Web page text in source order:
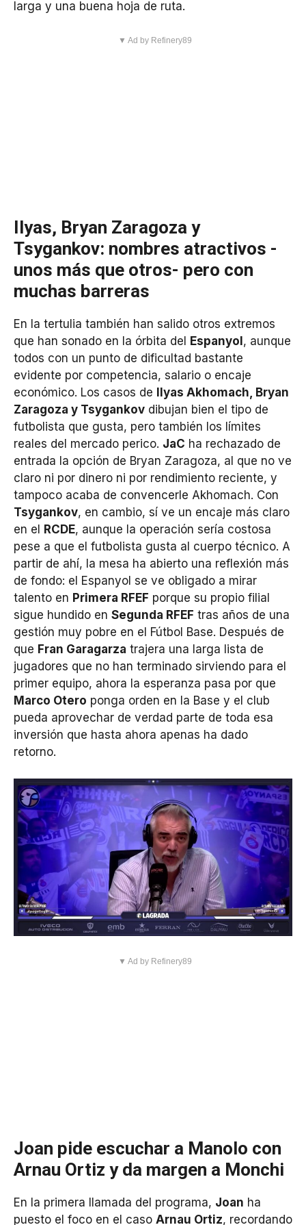
larga y una buena hoja de ruta.
▼ Ad by Refinery89
Ilyas, Bryan Zaragoza y
Tsygankov: nombres atractivos -
unos más que otros- pero con
muchas barreras
En la tertulia también han salido otros extremos
que han sonado en la órbita del
Espanyol , aunque
todos con un punto de dificultad bastante
evidente por competencia, salario o encaje
económico. Los casos de
Ilyas Akhomach, Bryan
Zaragoza y Tsygankov dibujan bien el tipo de
futbolista que gusta, pero también los límites
reales del mercado perico. JaC ha rechazado de
entrada la opción de Bryan Zaragoza, al que no ve
claro ni por dinero ni por rendimiento reciente, y
tampoco acaba de convencerle Akhomach. Con
Tsygankov, en cambio, sí ve un encaje más claro
en el
RCDE, aunque la operación sería costosa
pese a que el futbolista gusta al cuerpo técnico. A
partir de ahí, la mesa ha abierto una reflexión más
de fondo: el Espanyol se ve obligado a mirar
talento en Primera RFEF porque su propio filial
sigue hundido en Segunda RFEF tras años de una
gestión muy pobre en el Fútbol Base. Después de
que Fran Garagarza trajera una larga lista de
jugadores que no han terminado sirviendo para el
primer equipo, ahora la esperanza pasa por que
Marco Otero ponga orden en la Base y el club
pueda aprovechar de verdad parte de toda esa
inversión que hasta ahora apenas ha dado
retorno.
▼ Ad by Refinery89
Joan pide escuchar a Manolo con
Arnau Ortiz y da margen a Monchi
En la primera llamada del programa, Joan ha
puesto el foco en el caso Arnau Ortiz, recordando